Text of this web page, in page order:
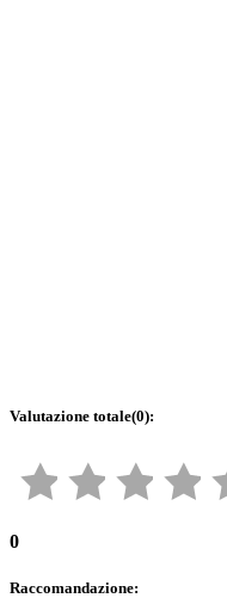
Valutazione totale(0):
0
Raccomandazione: